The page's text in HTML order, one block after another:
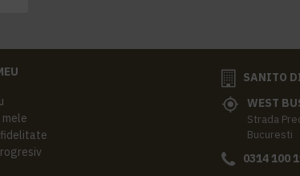
mele
fidelitate
SANITO
WEST
Strada
Bucuresti
0314 100